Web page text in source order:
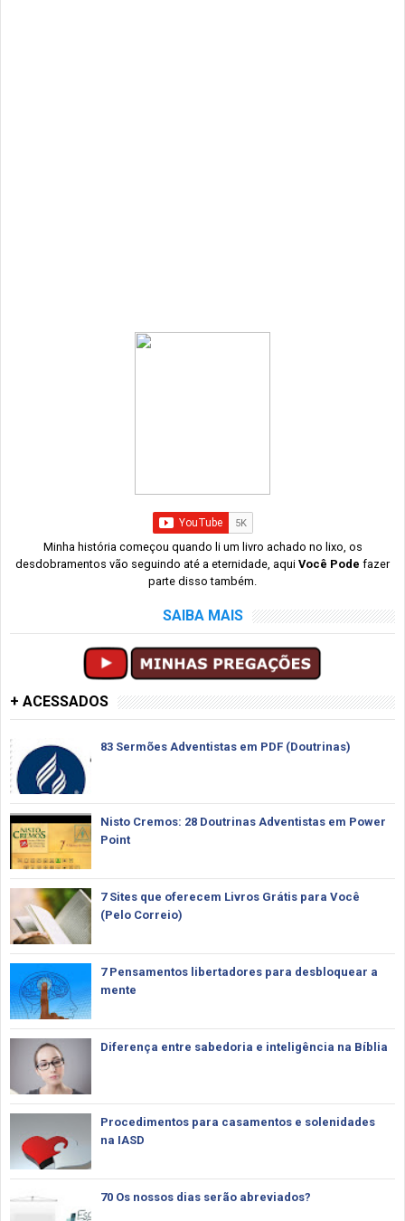
Minha história começou quando li um livro achado no lixo, os
desdobramentos vão seguindo até a eternidade, aqui Você Pode fazer
parte disso também.
SAIBA MAIS
+ ACESSADOS
83 Sermões Adventistas em PDF (Doutrinas)
Nisto Cremos: 28 Doutrinas Adventistas em Power
Point
7 Sites que oferecem Livros Grátis para Você
(Pelo Correio)
7 Pensamentos libertadores para desbloquear a
mente
Diferença entre sabedoria e inteligência na Bíblia
Procedimentos para casamentos e solenidades
na IASD
70 Os nossos dias serão abreviados?